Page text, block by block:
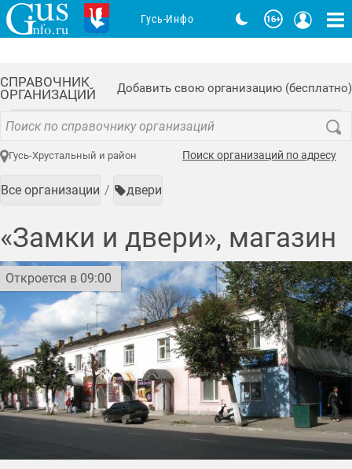
СПРАВОЧНИК
ОРГАНИЗАЦИЙ
Добавить свою организацию (бесплатно)
Гусь-Хрустальный и район Поиск организаций по адресу
Все организации двери
«Замки и двери», магазин
Откроется в 09:00
Гусь-Инфо